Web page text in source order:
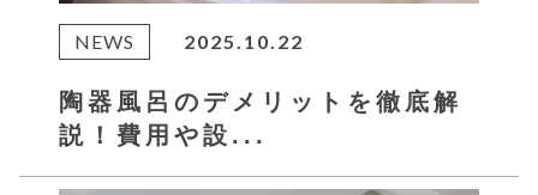
NEWS 2025.10.22
陶器風呂のデメリットを徹底解
説！費用や設...